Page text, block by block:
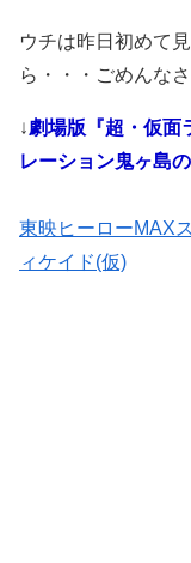
ウチは昨日初めて
ら・・・ごめんなさ
↓劇場版『超・仮面
レーション鬼ヶ島
東映ヒーローMAX
ィケイド(仮)